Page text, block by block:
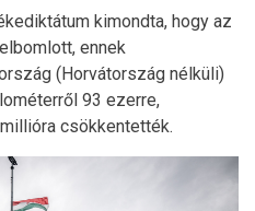
kimondta, hogy az
ennek
(Horvátország nélküli)
93 ezerre,
csökkentették.